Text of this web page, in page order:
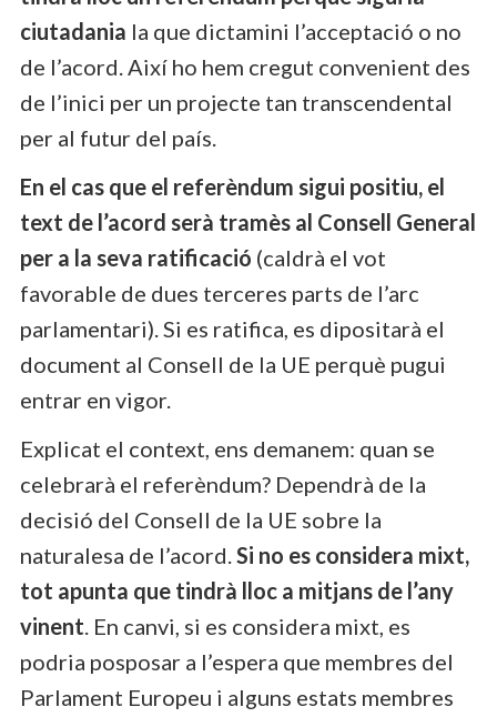
ciutadania la que dictamini l’acceptació o no
de l’acord. Així ho hem cregut convenient des
de l’inici per un projecte tan transcendental
per al futur del país.
En el cas que el referèndum sigui positiu, el
text de l’acord serà tramès al Consell General
per a la seva ratificació (caldrà el vot
favorable de dues terceres parts de l’arc
parlamentari). Si es ratifica, es dipositarà el
document al Consell de la UE perquè pugui
entrar en vigor.
Explicat el context, ens demanem: quan se
celebrarà el referèndum? Dependrà de la
decisió del Consell de la UE sobre la
naturalesa de l’acord.Si no es considera mixt,
tot apunta que tindrà lloc a mitjans de l’any
vinent. En canvi, si es considera mixt, es
podria posposar a l’espera que membres del
Parlament Europeu i alguns estats membres